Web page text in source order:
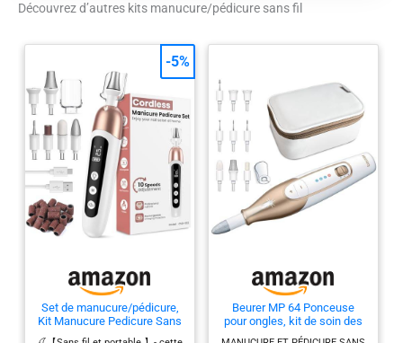
manucure et pédicure portable est livré avec
limer et polir les ongles de toutes tailles, ainsi
que pour enlever les petites peaux.
COMMANDE BIDIRECTIONNELLE 2
VITESSES : Afin d’obtenir des manucures et
des pédicures parfaites, cet appareil est doté
d'une commande bidirectionnelle à 2
vitesses. DES MAINS ET DES PIEDS LISSES :
Limite la corne et les bords rugueux autour
des ongles et élimine la peau sèche. Il peut
également être utilisé pour traiter les ongles
incarnés et autres onychopathies
Découvrez d’autres kits manucure/pédicure sans fil
Set de manucure/pédicure,
Kit Manucure Pedicure Sans
Fil, Ponceuse pour Ongles
-5%
Beurer MP 64 Ponceuse
pour ongles, kit de soin des
ongles électrique avec